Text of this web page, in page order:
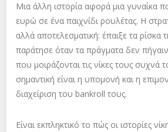
Μια άλλη ιστορία αφορά μια γυναίκα
ευρώ σε ένα παιχνίδι ρουλέτας. Η
αλλά αποτελεσματική: έπαιξε τα ρίσκα
παράτησε όταν τα πράγματα δεν
που μοιράζονται τις νίκες τους συχνά
σημαντική είναι η υπομονή και η
διαχείριση του bankroll τους.
Είναι εκπληκτικό το πώς οι ιστορίες